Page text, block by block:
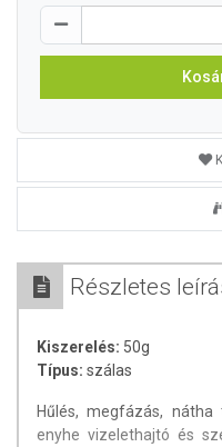
Részletes
Kiszerelés: 50g
Típus: szálas
Hűlés, megfázás,
enyhe vizelethajtó és